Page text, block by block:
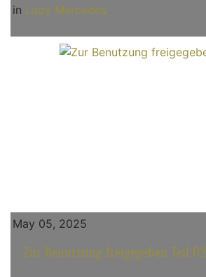
in Lady Mercedes
May 05, 2025
Zur Benutzung freigegeben Teil 02